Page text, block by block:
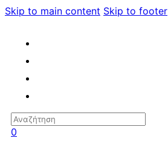
Skip to main content Skip to footer
Search
0